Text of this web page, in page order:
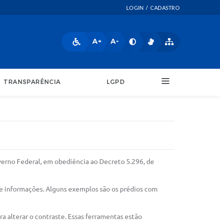
LOGIN / CADASTRO
A+ A-
TRANSPARÊNCIA LGPD
Federal, em obediência ao Decreto 5.296, de
Alguns exemplos são os prédios com
alterar o contraste. Essas ferramentas estão